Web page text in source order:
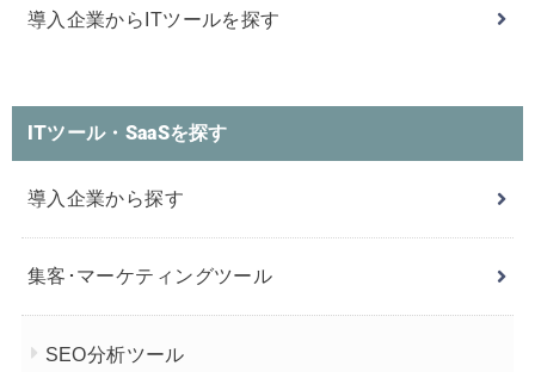
導入企業からITツールを探す
ITツール・SaaSを探す
導入企業から探す
集客･マーケティングツール
SEO分析ツール